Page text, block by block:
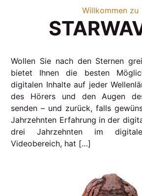
Willkommen zu
Wollen Sie nach den Sternen
bietet Ihnen die besten
digitalen Inhalte auf jeder
des Hörers und den Augen
senden – und zurück, falls
Jahrzehnten Erfahrung in der
drei Jahrzehnten im
Videobereich, hat […]